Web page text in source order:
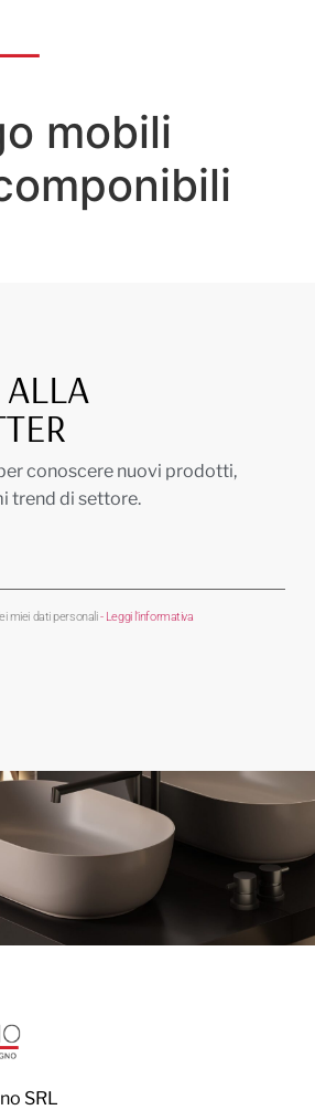
mobili
conoscere nuovi prodotti,
trend di settore.
miei dati personali- Leggi l'informativa
SRL